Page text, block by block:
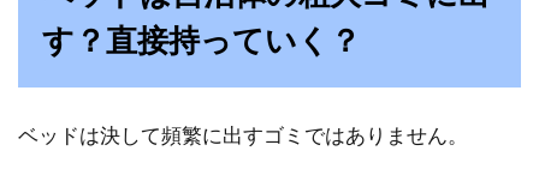
する時には迷ってしまいますよね。評判の高い
マットレ...
す？直接持っていく？
ベッドは決して頻繁に出すゴミではありません。